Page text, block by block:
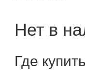
Нет в
Где купить